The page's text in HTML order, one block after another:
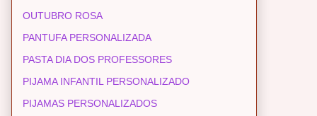
OUTUBRO ROSA
PANTUFA PERSONALIZADA
PASTA DIA DOS PROFESSORES
PIJAMA INFANTIL PERSONALIZADO
PIJAMAS PERSONALIZADOS